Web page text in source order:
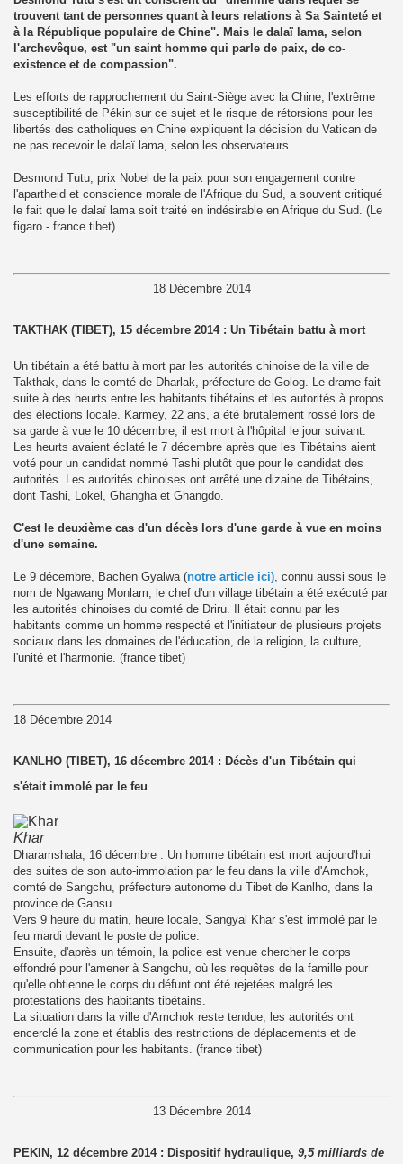
trouvent tant de personnes quant à leurs relations à Sa Sainteté et
à la République populaire de Chine". Mais le dalaï lama, selon
l'archevêque, est "un saint homme qui parle de paix, de co-
existence et de compassion".
Les efforts de rapprochement du Saint-Siège avec la Chine, l'extrême
susceptibilité de Pékin sur ce sujet et le risque de rétorsions pour les
libertés des catholiques en Chine expliquent la décision du Vatican de
ne pas recevoir le dalaï lama, selon les observateurs.
Desmond Tutu, prix Nobel de la paix pour son engagement contre
l'apartheid et conscience morale de l'Afrique du Sud, a souvent critiqué
le fait que le dalaï lama soit traité en indésirable en Afrique du Sud. (Le
figaro - france tibet)
18 Décembre 2014
TAKTHAK (TIBET), 15 décembre 2014 : Un Tibétain battu à mort
Un tibétain a été battu à mort par les autorités chinoise de la ville de
Takthak, dans le comté de Dharlak, préfecture de Golog. Le drame fait
suite à des heurts entre les habitants tibétains et les autorités à propos
des élections locale. Karmey, 22 ans, a été brutalement rossé lors de
sa garde à vue le 10 décembre, il est mort à l'hôpital le jour suivant.
Les heurts avaient éclaté le 7 décembre après que les Tibétains aient
voté pour un candidat nommé Tashi plutôt que pour le candidat des
autorités. Les autorités chinoises ont arrêté une dizaine de Tibétains,
dont Tashi, Lokel, Ghangha et Ghangdo.
C'est le deuxième cas d'un décès lors d'une garde à vue en moins
d'une semaine.
Le 9 décembre, Bachen Gyalwa (notre article ici), connu aussi sous le
nom de Ngawang Monlam, le chef d'un village tibétain a été exécuté par
les autorités chinoises du comté de Driru. Il était connu par les
habitants comme un homme respecté et l'initiateur de plusieurs projets
sociaux dans les domaines de l'éducation, de la religion, la culture,
l'unité et l'harmonie. (france tibet)
18 Décembre 2014
KANLHO (TIBET), 16 décembre 2014 : Décès d'un Tibétain qui
s'était immolé par le feu
Khar
Dharamshala, 16 décembre : Un homme tibétain est mort aujourd'hui
des suites de son auto-immolation par le feu dans la ville d'Amchok,
comté de Sangchu, préfecture autonome du Tibet de Kanlho, dans la
province de Gansu.
Vers 9 heure du matin, heure locale, Sangyal Khar s'est immolé par le
feu mardi devant le poste de police.
Ensuite, d'après un témoin, la police est venue chercher le corps
effondré pour l'amener à Sangchu, où les requêtes de la famille pour
qu'elle obtienne le corps du défunt ont été rejetées malgré les
protestations des habitants tibétains.
La situation dans la ville d'Amchok reste tendue, les autorités ont
encerclé la zone et établis des restrictions de déplacements et de
communication pour les habitants. (france tibet)
13 Décembre 2014
PEKIN, 12 décembre 2014 : Dispositif hydraulique, 9,5 milliards de